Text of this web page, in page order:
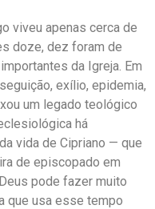
viveu apenas cerca de
doze, dez foram de
da Igreja. Em
exílio, epidemia,
um legado teológico
há
vida de Cipriano — que
de episcopado em
pode fazer muito
que usa esse tempo